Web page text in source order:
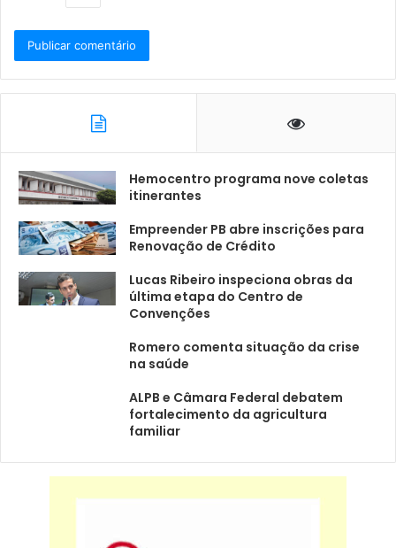
Hemocentro programa nove coletas
itinerantes
Empreender PB abre inscrições para
Renovação de Crédito
Lucas Ribeiro inspeciona obras da
última etapa do Centro de
Convenções
Romero comenta situação da crise
na saúde
ALPB e Câmara Federal debatem
fortalecimento da agricultura
familiar